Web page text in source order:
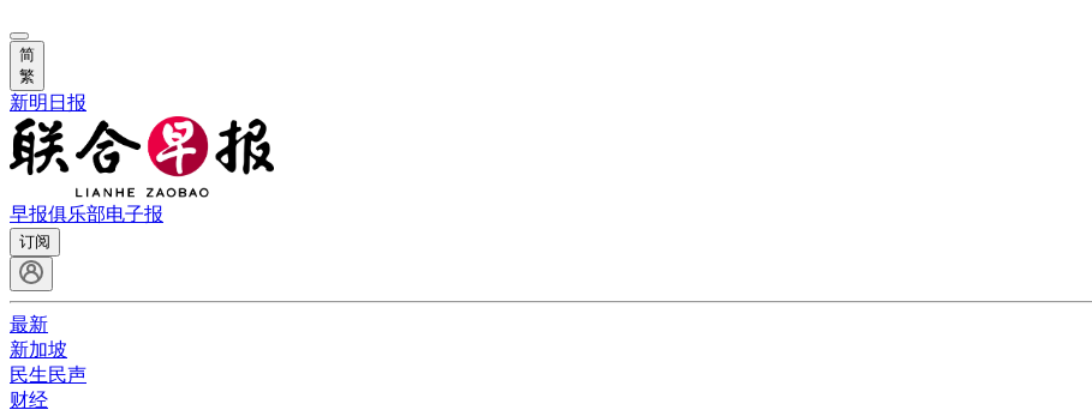
简
繁
新明日报
早报俱乐部电子报
订阅
最新
新加坡
民生民声
财经